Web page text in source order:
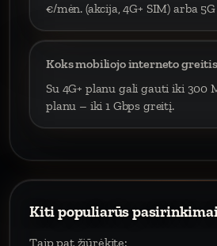
€/mėn. (akcija, 4G+ SIM) arba
Koks mobiliojo interneto
Su 4G+ planu gali gauti iki 300
planu – iki 1 Gbps greitį.
Kiti populiarūs
Taip pat žiūrėkite: